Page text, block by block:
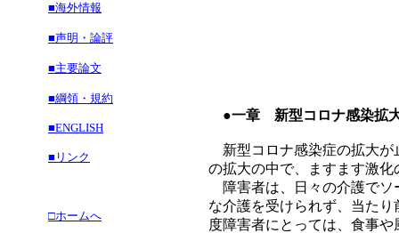
■海外情報
■声明・論評
■主要論文
■綱領・規約
■ENGLISH
■リンク
□ホームへ
●一章 新型コロナ感染拡
新型コロナ感染症の拡大が
の拡大の中で、ますます激
障害者は、日々の介護でソ
な介護を受けられず、当た
度障害者にとっては、食事